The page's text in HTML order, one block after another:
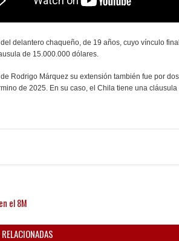
delantero chaqueño, de 19 años, cuyo vínculo
de 15.000.000 dólares.
Rodrigo Márquez su extensión también fue por
de 2025. En su caso, el Chila tiene una
el 8M